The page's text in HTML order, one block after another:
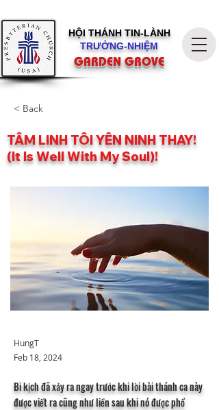
HỘI THÁNH TIN-LÀNH
TRƯỞNG-NHIỆM
GARDEN GROVE
< Back
TÂM LINH TÔI YÊN NINH THAY!
(It Is Well With My Soul)!
HungT
Feb 18, 2024
Bi kịch đã xảy ra ngay trước khi lời bài thánh ca này
được viết ra cũng như liền sau khi nó được phổ